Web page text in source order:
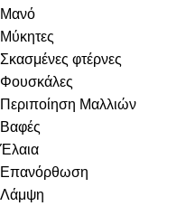
Μανό
Μύκητες
Σκασμένες φτέρνες
Φουσκάλες
Περιποίηση Μαλλιών
Βαφές
Έλαια
Επανόρθωση
Λάμψη